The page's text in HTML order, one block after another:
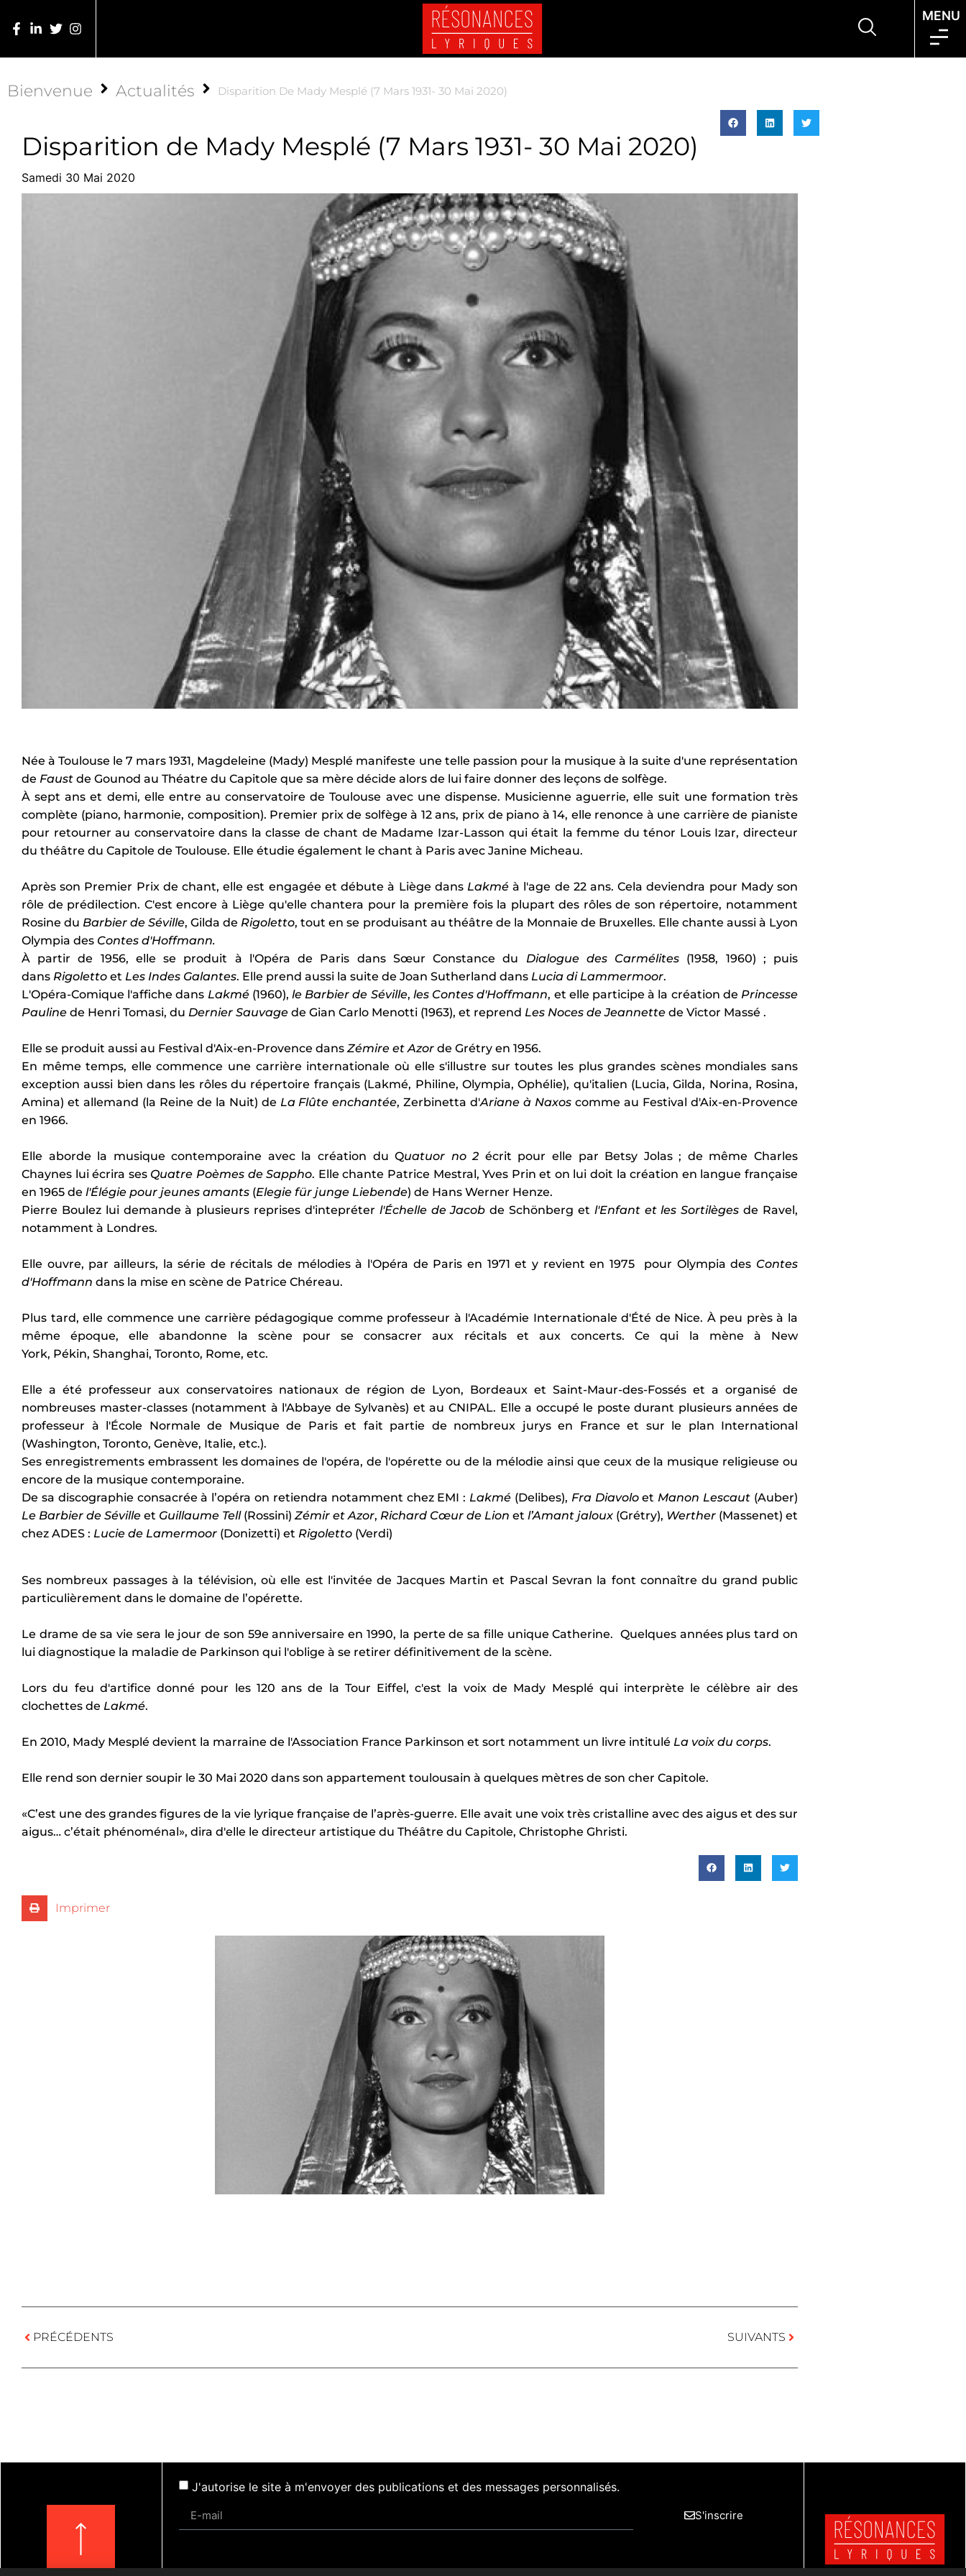
MENU
Bienvenue Actualités Disparition De Mady Mesplé (7 Mars 1931- 30 Mai 2020)
Disparition de Mady Mesplé (7 Mars 1931- 30 Mai 2020)
Samedi 30 Mai 2020
Née à Toulouse le 7 mars 1931, Magdeleine (Mady) Mesplé manifeste une telle passion pour la musique à la suite d'une représentation
de Faust de Gounod au Théatre du Capitole que sa mère décide alors de lui faire donner des leçons de solfège.
À sept ans et demi, elle entre au conservatoire de Toulouse avec une dispense. Musicienne aguerrie, elle suit une formation très
complète (piano, harmonie, composition). Premier prix de solfège à 12 ans, prix de piano à 14, elle renonce à une carrière de pianiste
pour retourner au conservatoire dans la classe de chant de Madame Izar-Lasson qui était la femme du ténor Louis Izar, directeur
du théâtre du Capitole de Toulouse. Elle étudie également le chant à Paris avec Janine Micheau.
Après son Premier Prix de chant, elle est engagée et débute à Liège dans Lakméà l'age de 22 ans. Cela deviendra pour Mady son
rôle de prédilection. C'est encore à Liège qu'elle chantera pour la première fois la plupart des rôles de son répertoire, notamment
Rosine du Barbier de Séville, Gilda de Rigoletto, tout en se produisant au théâtre de la Monnaie de Bruxelles. Elle chante aussi à Lyon
Olympia des Contes d'Hoffmann.
À partir de 1956, elle se produit à l'Opéra de Paris dans Sœur Constance du Dialogue des Carmélites (1958, 1960) ; puis
dans Rigoletto et Les Indes Galantes. Elle prend aussi la suite de Joan Sutherland dans Lucia di Lammermoor.
L'Opéra-Comique l'affiche dans Lakmé(1960),le Barbier de Séville, les Contes d'Hoffmann, et elle participe à la création de Princesse
Pauline de Henri Tomasi, du Dernier Sauvage de Gian Carlo Menotti (1963), et reprend Les Noces de Jeannette de Victor Massé .
Elle se produit aussi au Festival d'Aix-en-Provence dans Zémire et Azor de Grétry en 1956.
En même temps, elle commence une carrière internationale où elle s'illustre sur toutes les plus grandes scènes mondiales sans
exception aussi bien dans les rôles du répertoire français (Lakmé, Philine, Olympia, Ophélie), qu'italien (Lucia, Gilda, Norina, Rosina,
Amina) et allemand (la Reine de la Nuit) de La Flûte enchantée, Zerbinetta d'Ariane à Naxos comme au Festival d'Aix-en-Provence
en 1966.
Elle aborde la musique contemporaine avec la création du Quatuor no 2 écrit pour elle par Betsy Jolas ; de même Charles
Chaynes lui écrira ses Quatre Poèmes de Sappho. Elle chante Patrice Mestral, Yves Prin et on lui doit la création en langue française
en 1965 de l'Élégie pour jeunes amants (Elegie für junge Liebende) de Hans Werner Henze.
Pierre Boulez lui demande à plusieurs reprises d'intepréter l'Échelle de Jacobde Schönberg et l'Enfant et les Sortilèges de Ravel,
notamment à Londres.
Elle ouvre, par ailleurs, la série de récitals de mélodies à l'Opéra de Paris en 1971 et y revient en 1975 pour Olympia des Contes
d'Hoffmann dans la mise en scène de Patrice Chéreau.
Plus tard, elle commence une carrière pédagogique comme professeur à l'Académie Internationale d'Été de Nice. À peu près à la
même époque, elle abandonne la scène pour se consacrer aux récitals et aux concerts. Ce qui la mène à New
York, Pékin, Shanghai, Toronto, Rome, etc.
Elle a été professeur aux conservatoires nationaux de région de Lyon, Bordeaux et Saint-Maur-des-Fossés et a organisé de
nombreuses master-classes (notamment à l'Abbaye de Sylvanès) et au CNIPAL. Elle a occupé le poste durant plusieurs années de
professeur à l'École Normale de Musique de Paris et fait partie de nombreux jurys en France et sur le plan International
(Washington, Toronto, Genève, Italie, etc.).
Ses enregistrements embrassent les domaines de l'opéra, de l'opérette ou de la mélodie ainsi que ceux de la musique religieuse ou
encore de la musique contemporaine.
De sa discographie consacrée à l’opéra on retiendra notamment chez EMI : Lakmé (Delibes), Fra Diavoloet Manon Lescaut (Auber)
Le Barbier de Séville et Guillaume Tell(Rossini) Zémir et Azor, Richard Cœur de Lion et l’Amant jaloux (Grétry), Werther (Massenet) et
chez ADES : Lucie de Lamermoor (Donizetti) et Rigoletto (Verdi)
Ses nombreux passages à la télévision, où elle est l'invitée de Jacques Martin et Pascal Sevran la font connaître du grand public
particulièrement dans le domaine de l’opérette.
Le drame de sa vie sera le jour de son 59e anniversaire en 1990, la perte de sa fille unique Catherine. Quelques années plus tard on
lui diagnostique la maladie de Parkinson qui l'oblige à se retirer définitivement de la scène.
Lors du feu d'artifice donné pour les 120 ans de la Tour Eiffel, c'est la voix de Mady Mesplé qui interprète le célèbre air des
clochettes de Lakmé.
En 2010, Mady Mesplé devient la marraine de l'Association France Parkinson et sort notamment un livre intitulé La voix du corps.
Elle rend son dernier soupir le 30 Mai 2020 dans son appartement toulousain à quelques mètres de son cher Capitole.
«C’est une des grandes figures de la vie lyrique française de l’après-guerre. Elle avait une voix très cristalline avec des aigus et des sur
aigus… c’était phénoménal», dira d'elle le directeur artistique du Théâtre du Capitole, Christophe Ghristi.
Imprimer
PRÉCÉDENTS SUIVANTS
J'autorise le site à m'envoyer des publications et des messages personnalisés.
S'inscrire